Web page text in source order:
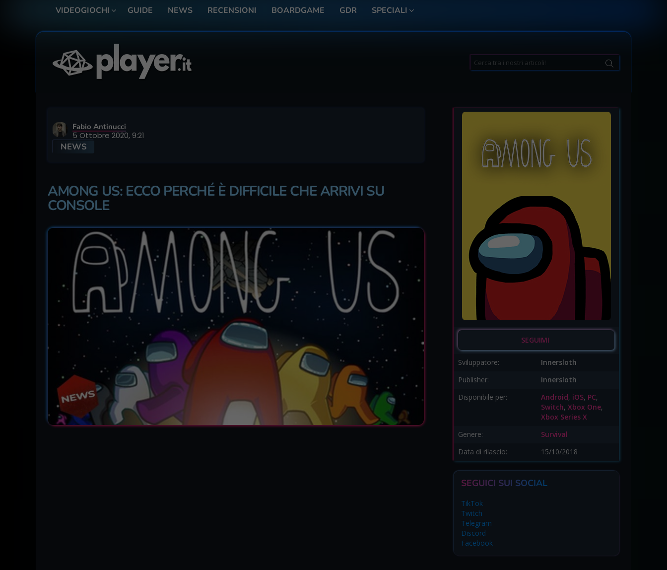
VIDEOGIOCHI GUIDE NEWS RECENSIONI BOARDGAME GDR SPECIALI
Search
for:
Fabio Antinucci
5 Ottobre 2020, 9:21
NEWS
AMONG US: ECCO PERCHÉ È DIFFICILE CHE ARRIVI SU
CONSOLE
SEGUIMI
Sviluppatore:
Innersloth
Publisher:
Innersloth
Disponibile per:
Android, iOS, PC,
Switch, Xbox One,
Xbox Series X
Genere:
Survival
Data di rilascio:
15/10/2018
SEGUICI SUI SOCIAL
TikTok
Twitch
Telegram
Discord
Facebook